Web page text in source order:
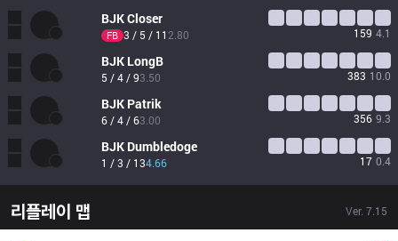
BJKCloser
FB 3 / 5 / 11 2.80 159 4.1
BJK LongB
5 / 4 / 93.50 383 10.0
BJK Patrik
6 / 4 / 63.00 356 9.3
BJK Dumbledoge
1 / 3 / 134.66 17 0.4
리플레이 맵 Ver. 7.15